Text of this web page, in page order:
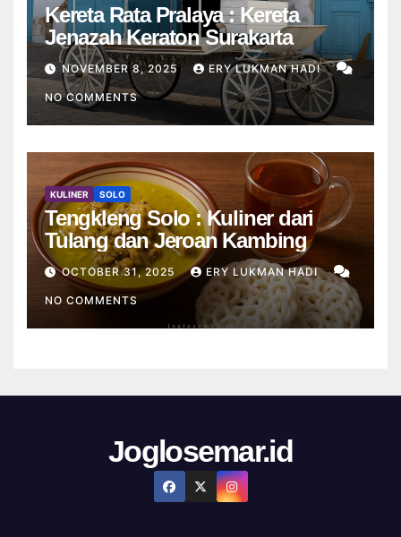
Kereta Rata Pralaya : Kereta
Jenazah Keraton Surakarta
NOVEMBER 8, 2025 ERY LUKMAN HADI
NO COMMENTS
KULINER SOLO
Tengkleng Solo : Kuliner dari
Tulang dan Jeroan Kambing
OCTOBER 31, 2025 ERY LUKMAN HADI
NO COMMENTS
Joglosemar.id